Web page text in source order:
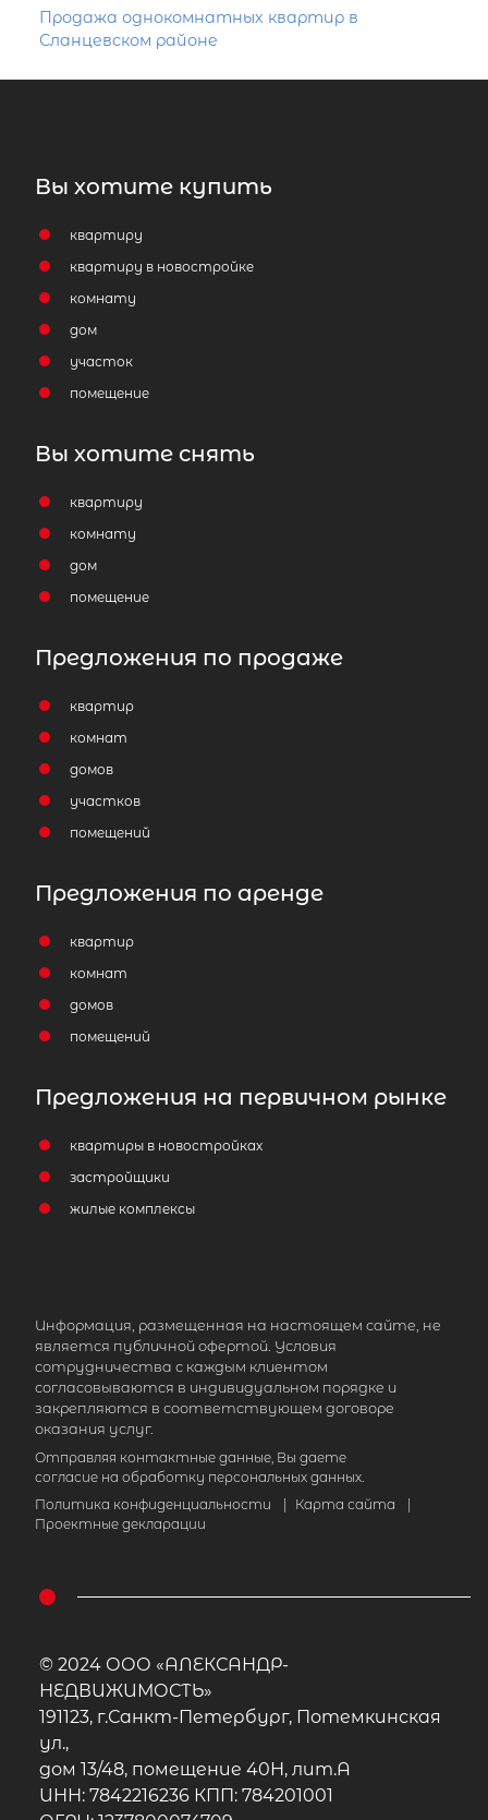
Продажа однокомнатных квартир в
Сланцевском районе
Вы хотите купить
квартиру
квартиру в новостройке
комнату
дом
участок
помещение
Вы хотите снять
квартиру
комнату
дом
помещение
Предложения по продаже
квартир
комнат
домов
участков
помещений
Предложения по аренде
квартир
комнат
домов
помещений
Предложения на первичном рынке
квартиры в новостройках
застройщики
жилые комплексы
Информация, размещенная на настоящем сайте, не
является публичной офертой. Условия
сотрудничества с каждым клиентом
согласовываются в индивидуальном порядке и
закрепляются в соответствующем договоре
оказания услуг.
Отправляя контактные данные, Вы даете
согласие на обработку персональных данных.
Политика конфиденциальности
Карта сайта
Проектные декларации
© 2024 ООО «АЛЕКСАНДР-
НЕДВИЖИМОСТЬ»
191123, г.Санкт-Петербург, Потемкинская
ул.,
дом 13/48, помещение 40Н, лит.А
ИНН: 7842216236 КПП: 784201001